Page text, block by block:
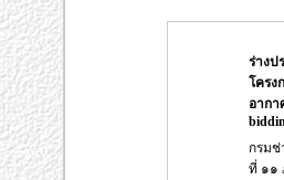
ร่างป
โครง
อากา
กรมช่
ที่ ๑๑